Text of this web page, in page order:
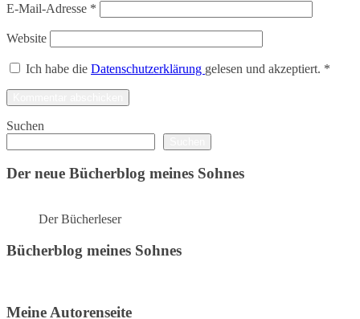
E-Mail-Adresse *
Website
Ich habe die Datenschutzerklärung gelesen und akzeptiert. *
Suchen
Der neue Bücherblog meines Sohnes
Der Bücherleser
Bücherblog meines Sohnes
Meine Autorenseite